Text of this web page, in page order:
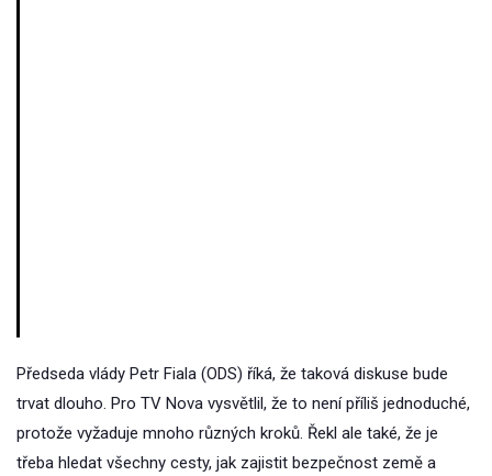
Předseda vlády Petr Fiala (ODS) říká, že taková diskuse bude
trvat dlouho. Pro TV Nova vysvětlil, že to není příliš jednoduché,
protože vyžaduje mnoho různých kroků. Řekl ale také, že je
třeba hledat všechny cesty, jak zajistit bezpečnost země a